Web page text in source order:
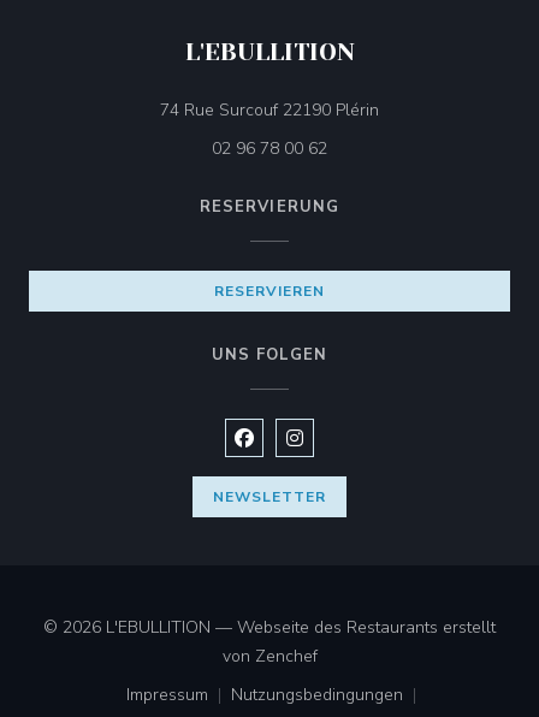
L'EBULLITION
74 Rue Surcouf 22190 Plérin
02 96 78 00 62
RESERVIERUNG
RESERVIEREN
UNS FOLGEN
Facebook ((öffnet ein neues
Instagram ((öffnet ein neues
NEWSLETTER
© 2026 L'EBULLITION — Webseite des Restaurants erstellt
von Zenchef((öffnet ein neues Fenster))
Impressum
((öffnet ein neues Fenster))
Nutzungsbedingungen
((öffnet ein neues Fenster))